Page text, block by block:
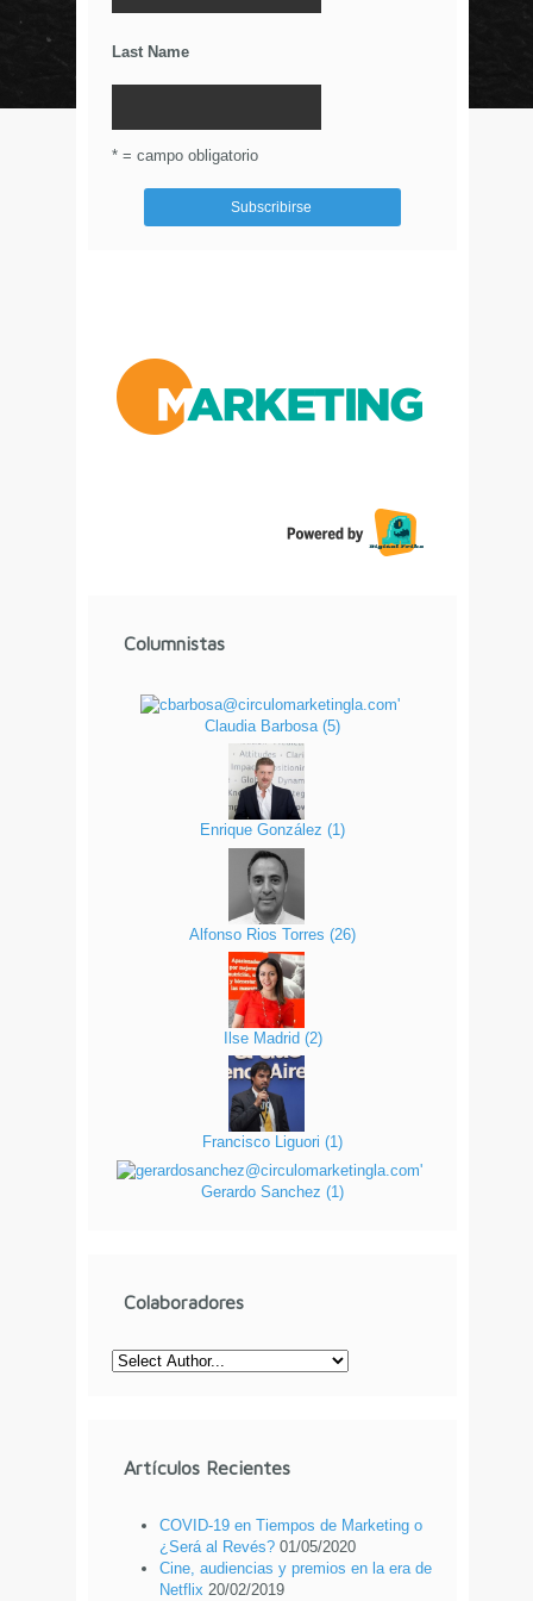
Last Name
* = campo obligatorio
Columnistas
Claudia Barbosa (5)
Enrique González (1)
Alfonso Rios Torres (26)
Ilse Madrid (2)
Francisco Liguori (1 )
Gerardo Sanchez (1)
Colaboradores
Artículos Recientes
COVID-19 en Tiempos de Marketing o
¿Será al Revés? 01/05/2020
Cine, audiencias y premios en la era de
Netflix 20/02/2019
© Circulo Marketing 2016. Todos los derechos
reservados.
Aviso de Privacidad